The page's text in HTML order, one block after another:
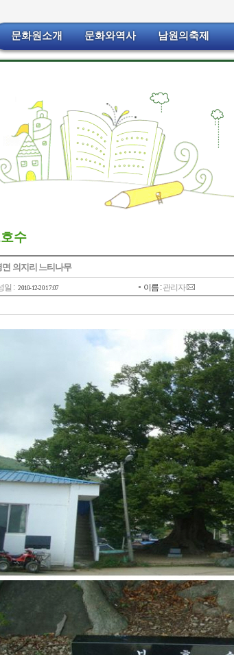
문화원소개 문화와역사 남원의축제
수
면 의지리 느티나무
일 : 2010-12-20 17:07 이름 :관리자